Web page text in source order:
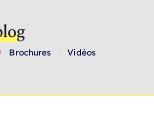
Brochures Vidéos